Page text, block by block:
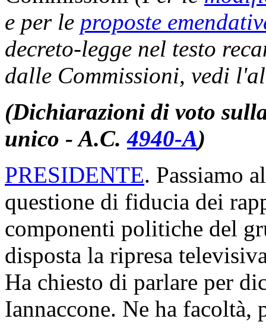
e per le proposte
decreto-legge nel testo
dalle Commissioni, vedi
(Dichiarazioni di voto
unico - A.C.4940-A)
PRESIDENTE. Passiamo
questione di fiducia dei
componenti politiche del
disposta la ripresa
Ha chiesto di parlare per
Iannaccone. Ne ha facoltà,